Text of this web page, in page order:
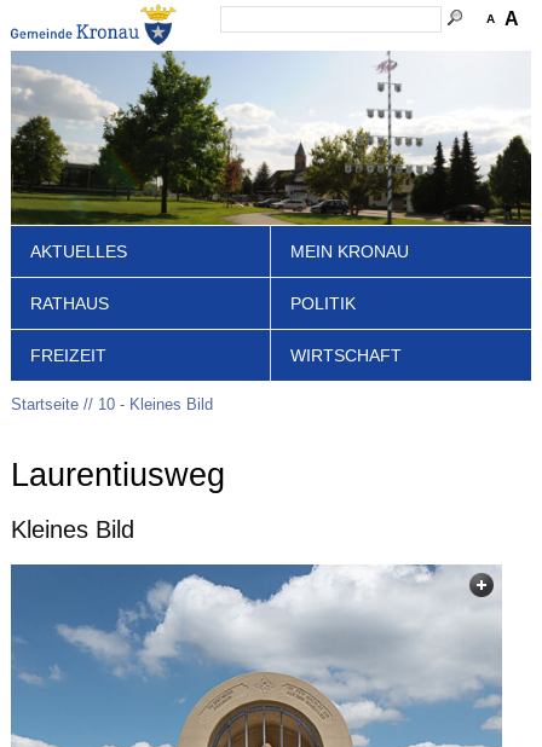
A A
AKTUELLES MEIN KRONAU
RATHAUS POLITIK
FREIZEIT WIRTSCHAFT
Startseite 10 - Kleines Bild
Laurentiusweg
Kleines Bild